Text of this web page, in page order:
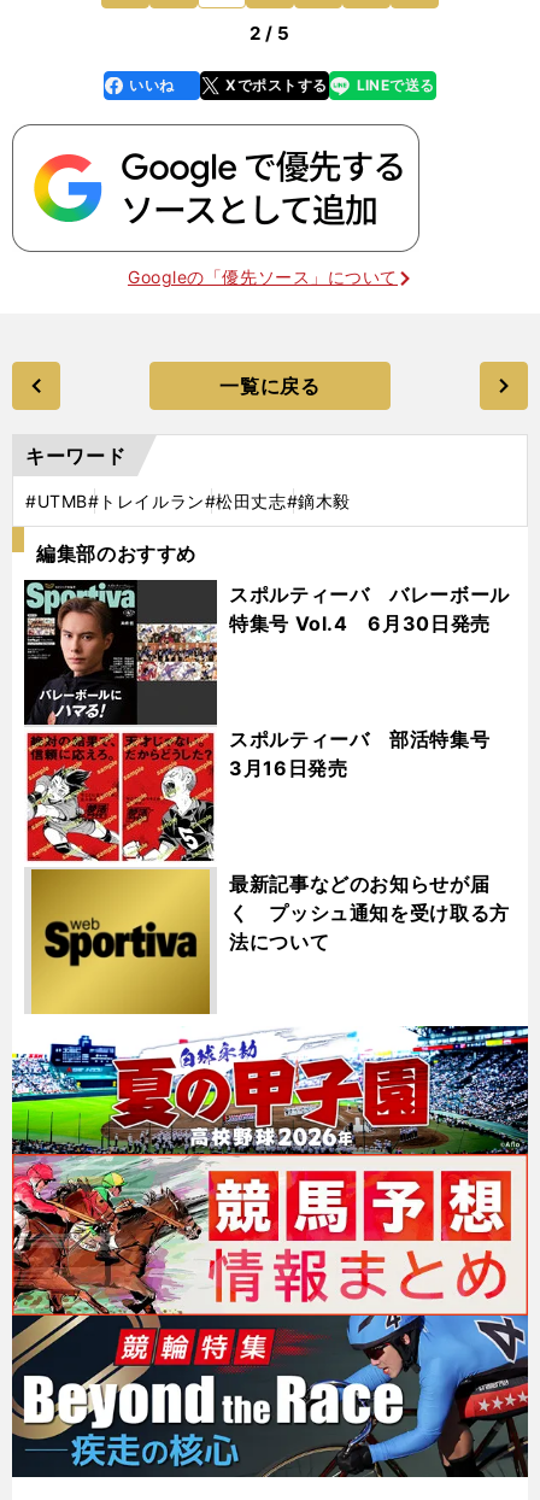
2 / 5
faceboo
k
いいね Xでポストする
line LINEで送る
Googleの「優先ソース」について
一覧に戻る
キーワード
#UTMB#トレイルラン#松田丈志#鏑木毅
編集部のおすすめ
スポルティーバ バレーボール
特集号 Vol.4 6月30日発売
スポルティーバ 部活特集号
3月16日発売
最新記事などのお知らせが届
く プッシュ通知を受け取る方
法について